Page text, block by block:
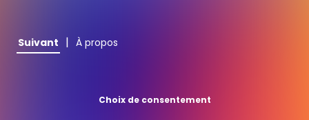
Suivant | À propos
Choix de consentement